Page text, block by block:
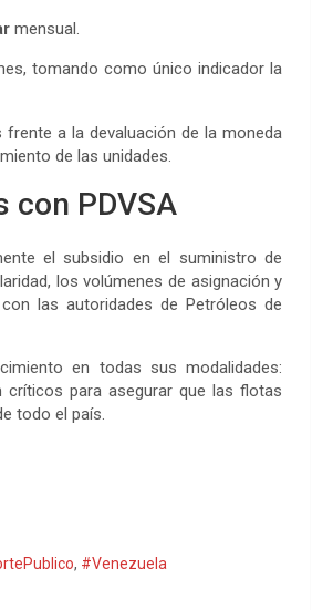
mensual.
tomando como único indicador la
a la devaluación de la moneda
de las unidades.
con PDVSA
el subsidio en el suministro de
los volúmenes de asignación y
las autoridades de Petróleos de
en todas sus modalidades:
para asegurar que las flotas
todo el país.
, #Venezuela